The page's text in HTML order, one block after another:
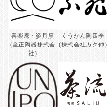
喜楽庵・姿月窯
(金正陶器株式会
社)
くうかん陶四季
(株式会社カク仲)